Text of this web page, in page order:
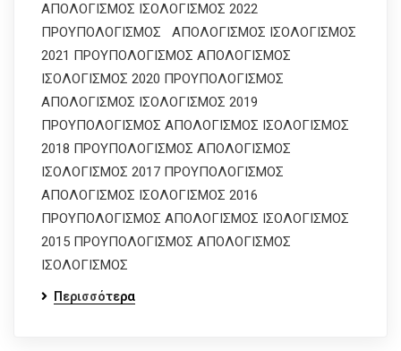
ΑΠΟΛΟΓΙΣΜΟΣ ΙΣΟΛΟΓΙΣΜΟΣ 2022
ΠΡΟΥΠΟΛΟΓΙΣΜΟΣ ΑΠΟΛΟΓΙΣΜΟΣ ΙΣΟΛΟΓΙΣΜΟΣ
2021 ΠΡΟΥΠΟΛΟΓΙΣΜΟΣ ΑΠΟΛΟΓΙΣΜΟΣ
ΙΣΟΛΟΓΙΣΜΟΣ 2020 ΠΡΟΥΠΟΛΟΓΙΣΜΟΣ
ΑΠΟΛΟΓΙΣΜΟΣ ΙΣΟΛΟΓΙΣΜΟΣ 2019
ΠΡΟΥΠΟΛΟΓΙΣΜΟΣ ΑΠΟΛΟΓΙΣΜΟΣ ΙΣΟΛΟΓΙΣΜΟΣ
2018 ΠΡΟΥΠΟΛΟΓΙΣΜΟΣ ΑΠΟΛΟΓΙΣΜΟΣ
ΙΣΟΛΟΓΙΣΜΟΣ 2017 ΠΡΟΥΠΟΛΟΓΙΣΜΟΣ
ΑΠΟΛΟΓΙΣΜΟΣ ΙΣΟΛΟΓΙΣΜΟΣ 2016
ΠΡΟΥΠΟΛΟΓΙΣΜΟΣ ΑΠΟΛΟΓΙΣΜΟΣ ΙΣΟΛΟΓΙΣΜΟΣ
2015 ΠΡΟΥΠΟΛΟΓΙΣΜΟΣ ΑΠΟΛΟΓΙΣΜΟΣ
ΙΣΟΛΟΓΙΣΜΟΣ
Περισσότερα